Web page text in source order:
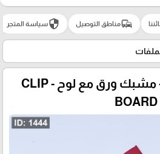
commuteمناطق التوصيل securityسياسة المتجر
دوسية مهندس - مشبك ورق مع لوح - CLIP
BOARD